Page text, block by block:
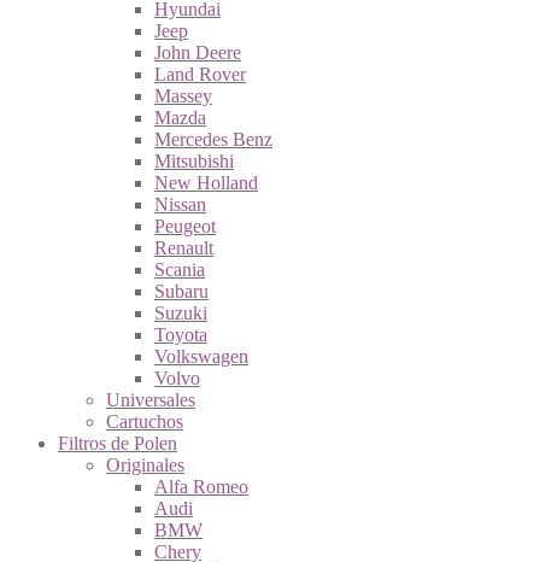
Hyundai
Jeep
John Deere
Land Rover
Massey
Mazda
Mercedes Benz
Mitsubishi
New Holland
Nissan
Peugeot
Renault
Scania
Subaru
Suzuki
Toyota
Volkswagen
Volvo
Universales
Cartuchos
Filtros de Polen
Originales
Alfa Romeo
Audi
BMW
Chery